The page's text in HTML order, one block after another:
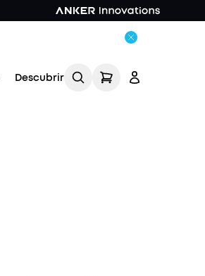
Descubrir